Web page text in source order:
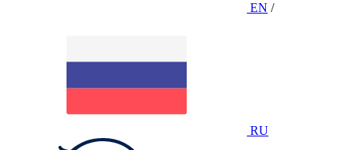
EN /
RU